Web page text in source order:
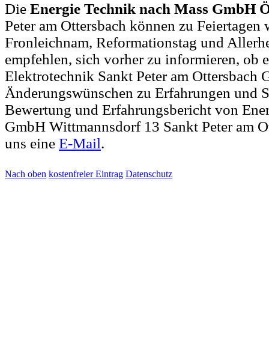
Die Energie Technik nach Mass GmbH
Peter am Ottersbach können zu Feiertagen
Fronleichnam, Reformationstag und
empfehlen, sich vorher zu informieren, ob
Elektrotechnik Sankt Peter am Ottersbach
Änderungswünschen zu Erfahrungen und
Bewertung und Erfahrungsbericht von
GmbH Wittmannsdorf 13 Sankt Peter am
uns eine E-Mail.
Nach oben kostenfreier Eintrag Datenschutz